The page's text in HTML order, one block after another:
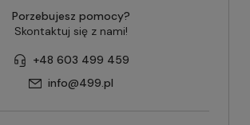
Porzebujesz pomocy?
Skontaktuj się z nami!
+48 603 499 459
info@499.pl